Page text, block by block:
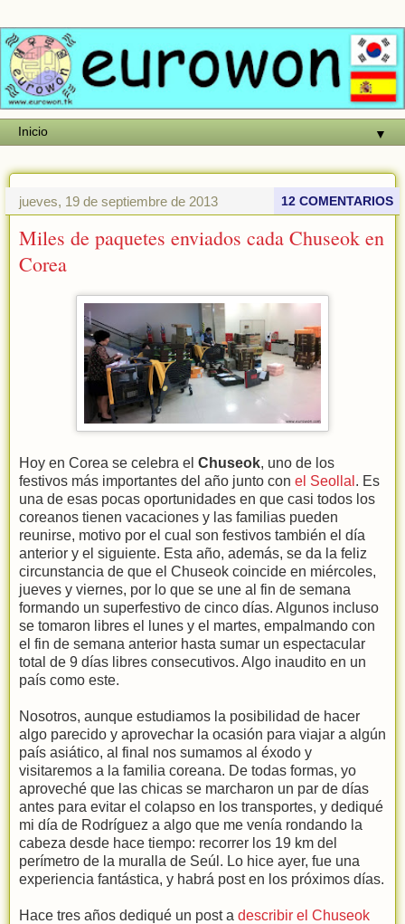
▼
jueves, 19 de septiembre de 2013 12 COMENTARIOS
Miles de paquetes enviados cada Chuseok en
Corea
Hoy en Corea se celebra el Chuseok, uno de los
festivos más importantes del año junto con el Seollal . Es
una de esas pocas oportunidades en que casi todos los
coreanos tienen vacaciones y las familias pueden
reunirse, motivo por el cual son festivos también el día
anterior y el siguiente. Esta año, además, se da la feliz
circunstancia de que el Chuseok coincide en miércoles,
jueves y viernes, por lo que se une al fin de semana
formando un superfestivo de cinco días. Algunos incluso
se tomaron libres el lunes y el martes, empalmando con
el fin de semana anterior hasta sumar un espectacular
total de 9 días libres consecutivos. Algo inaudito en un
país como este.
Nosotros, aunque estudiamos la posibilidad de hacer
algo parecido y aprovechar la ocasión para viajar a algún
país asiático, al final nos sumamos al éxodo y
visitaremos a la familia coreana. De todas formas, yo
aproveché que las chicas se marcharon un par de días
antes para evitar el colapso en los transportes, y dediqué
mi día de Rodríguez a algo que me venía rondando la
cabeza desde hace tiempo: recorrer los 19 km del
perímetro de la muralla de Seúl. Lo hice ayer, fue una
experiencia fantástica, y habrá post en los próximos días.
Hace tres años dediqué un post a describir el Chuseok